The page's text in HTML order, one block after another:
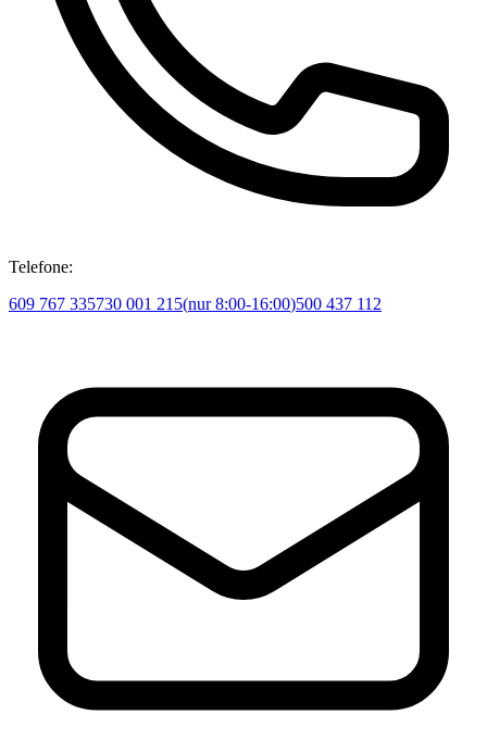
Telefone:
609 767 335730 001 215(nur 8:00-16:00)500 437 112